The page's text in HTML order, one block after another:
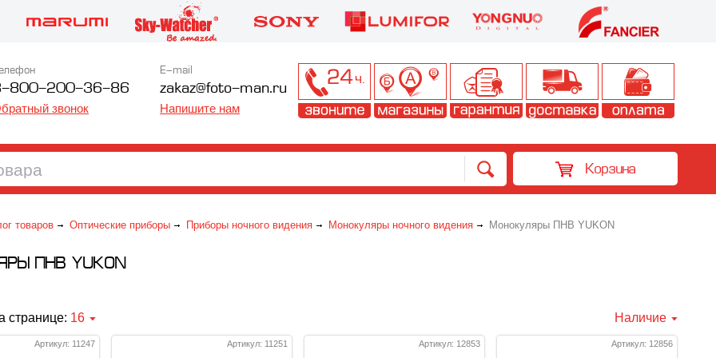
800-200-36-86
звонок
E-mail
zakaz@foto-man.ru
Напишите нам
Корзина
товаров Оптические приборы Приборы ночного видения Монокуляры ночного видения Монокуляры ПНВ YUKON
ПНВ YUKON
странице: 16 Наличие
Артикул: 11247 Артикул: 11251 Артикул: 12853 Артикул: 12856